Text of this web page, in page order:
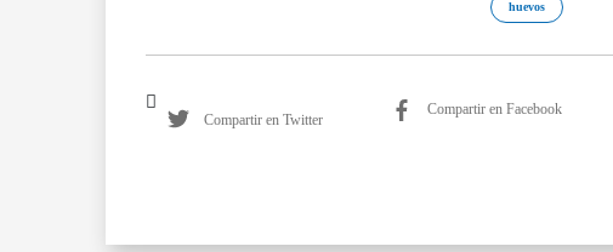
huevos
Compartir en Twitter
Compartir en Facebook